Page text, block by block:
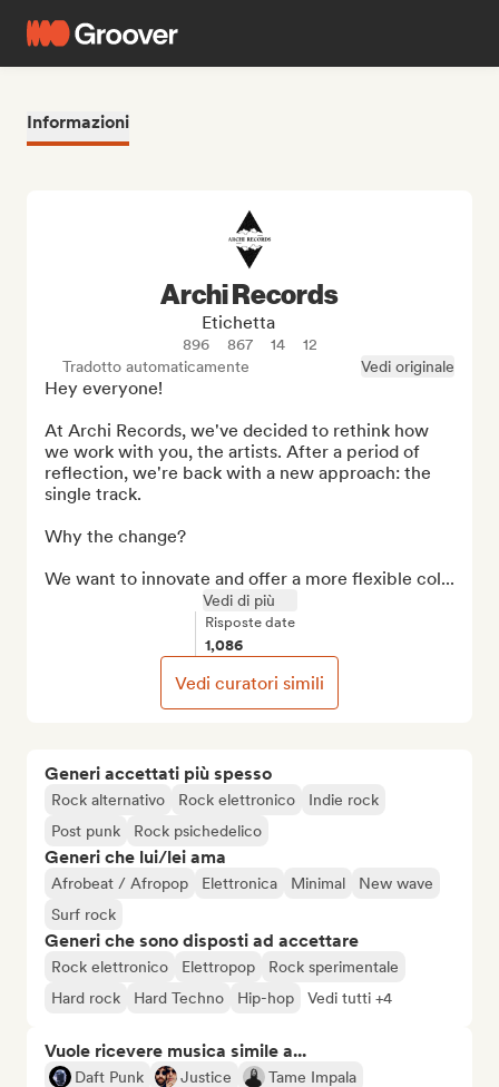
Informazioni
Generi accettati più spesso
Rock alternativo Rock elettronico
Indie rock
Post punk
Rock psichedelico
Generi che lui/lei ama
Afrobeat / Afropop Elettronica Minimal
New wave
Surf rock
Generi che sono disposti ad accettare
Rock elettronico Elettropop
Rock sperimentale
Hard rock
Hard Techno Hip-hop Vedi tutti +4
Vuole ricevere musica simile a...
Daft Punk Justice
Tame Impala
Archi Records
Etichetta
896 867 14
12
Tradotto automaticamente
Vedi originale
Hey everyone!
At Archi Records, we've decided to rethink how
we work with you, the artists. After a period of
reflection, we're back with a new approach: the
single track.
Why the change?
We want to innovate and offer a more flexible col...
Vedi di più
Risposte date
1,086
Vedi curatori simili